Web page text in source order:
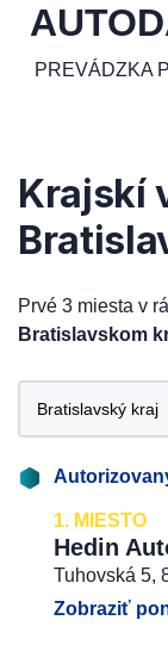
PREVÁDZKA
Krajskí
Prvé 3 miesta v
Bratislavskom
1. MIESTO
Hedin
Tuhovská 5,
Zobraziť